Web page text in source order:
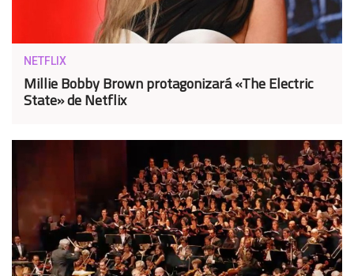
NETFLIX
Millie Bobby Brown protagonizará «The Electric
State» de Netflix